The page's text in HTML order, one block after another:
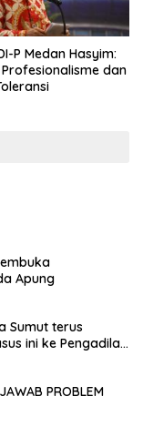
P Medan Hasyim:
dan
Apung
Sumut terus
ini ke Pengadilan
PROBLEM